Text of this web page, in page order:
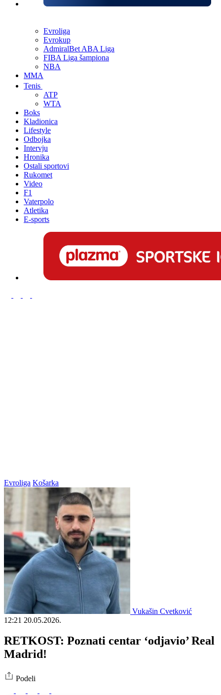
Evroliga
Evrokup
AdmiralBet ABA Liga
FIBA Liga šampiona
NBA
MMA
Tenis
ATP
WTA
Boks
Kladionica
Lifestyle
Odbojka
Intervju
Hronika
Ostali sportovi
Rukomet
Video
F1
Vaterpolo
Atletika
E-sports
Evroliga Košarka
Vukašin Cvetković
12:21 20.05.2026.
RETKOST: Poznati centar ‘odjavio’ Real
Madrid!
Podeli